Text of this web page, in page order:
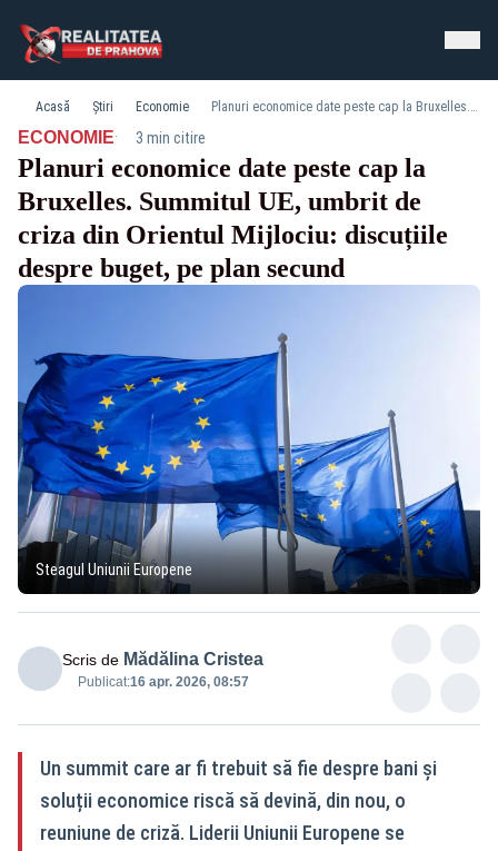
Acasă Știri Economie Planuri economice date peste cap la Bruxelles. Summitul UE, umbrit de criza din Orientul Mijlociu: discuțiile despre buget, pe plan secund
ECONOMIE· 3 min citire
Planuri economice date peste cap la
Bruxelles. Summitul UE, umbrit de
criza din Orientul Mijlociu: discuțiile
despre buget, pe plan secund
Steagul Uniunii Europene
Scris de Mădălina Cristea
Publicat:16 apr. 2026, 08:57
Un summit care ar fi trebuit să fie despre bani și
soluții economice riscă să devină, din nou, o
reuniune de criză. Liderii Uniunii Europene se